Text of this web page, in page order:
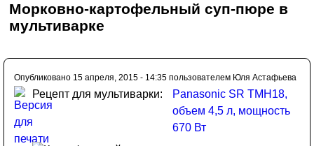
Морковно-картофельный суп-пюре в
мультиварке
Опубликовано 15 апреля, 2015 - 14:35 пользователем Юля Астафьева
Рецепт для мультиварки:
Panasonic SR TMH18,
объем 4,5 л, мощность
670 Вт